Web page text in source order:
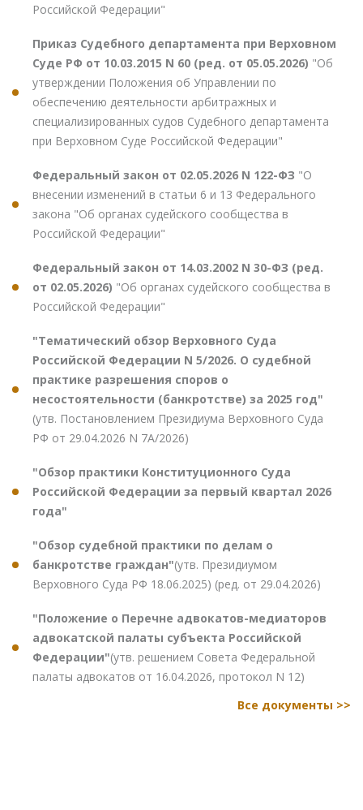
Российской Федерации"
Приказ Судебного департамента при Верховном
Суде РФ от 10.03.2015 N 60 (ред. от 05.05.2026) "Об
утверждении Положения об Управлении по
обеспечению деятельности арбитражных и
специализированных судов Судебного департамента
при Верховном Суде Российской Федерации"
Федеральный закон от 02.05.2026 N 122-ФЗ "О
внесении изменений в статьи 6 и 13 Федерального
закона "Об органах судейского сообщества в
Российской Федерации"
Федеральный закон от 14.03.2002 N 30-ФЗ (ред.
от 02.05.2026) "Об органах судейского сообщества в
Российской Федерации"
"Тематический обзор Верховного Суда
Российской Федерации N 5/2026. О судебной
практике разрешения споров о
несостоятельности (банкротстве) за 2025 год"
(утв. Постановлением Президиума Верховного Суда
РФ от 29.04.2026 N 7А/2026)
"Обзор практики Конституционного Суда
Российской Федерации за первый квартал 2026
года"
"Обзор судебной практики по делам о
банкротстве граждан"(утв. Президиумом
Верховного Суда РФ 18.06.2025) (ред. от 29.04.2026)
"Положение о Перечне адвокатов-медиаторов
адвокатской палаты субъекта Российской
Федерации"(утв. решением Совета Федеральной
палаты адвокатов от 16.04.2026, протокол N 12)
Все документы >>